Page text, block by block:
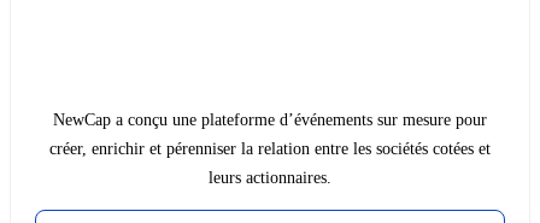
NewCap a conçu une plateforme d’événements sur mesure pour
créer, enrichir et pérenniser la relation entre les sociétés cotées et
leurs actionnaires.